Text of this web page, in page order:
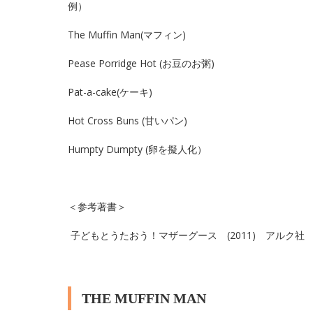
例）
The Muffin Man(マフィン)
Pease Porridge Hot (お豆のお粥)
Pat-a-cake(ケーキ)
Hot Cross Buns (甘いパン)
Humpty Dumpty (卵を擬人化）
＜参考著書＞
子どもとうたおう！マザーグース (2011) アルク
THE MUFFIN MAN